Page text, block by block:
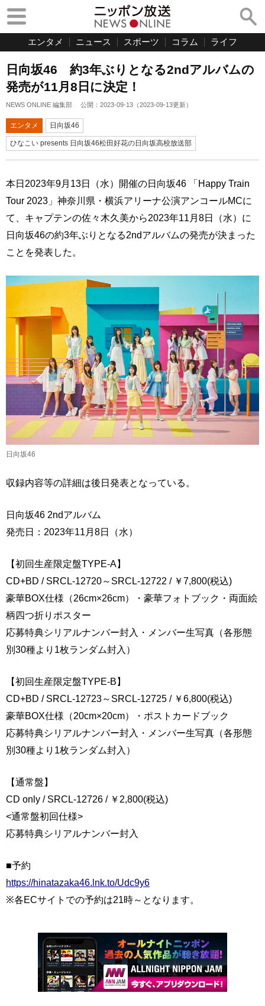
エンタメ ニュース スポーツ コラム ライフ
日向坂46 約3年ぶりとなる2ndアルバムの
発売が11月8日に決定！
NEWS ONLINE 編集部 公開： 2023-09-13 （2023-09-13更新）
エンタメ 日向坂46
ひなこい presents 日向坂46松田好花の日向坂高校放送部
本日2023年9月13日（水）開催の日向坂46 「Happy Train
Tour 2023」神奈川県・横浜アリーナ公演アンコールMCに
て、キャプテンの佐々木久美から2023年11月8日（水）に
日向坂46の約3年ぶりとなる2ndアルバムの発売が決まった
ことを発表した。
日向坂46
収録内容等の詳細は後日発表となっている。
日向坂46 2ndアルバム
発売日：2023年11月8日（水）
【初回生産限定盤TYPE-A】
CD+BD / SRCL-12720～SRCL-12722 / ￥7,800(税込)
豪華BOX仕様（26cm×26cm）・豪華フォトブック・両面絵
柄四つ折りポスター
応募特典シリアルナンバー封入・メンバー生写真（各形態
別30種より1枚ランダム封入）
【初回生産限定盤TYPE-B】
CD+BD / SRCL-12723～SRCL-12725 / ￥6,800(税込)
豪華BOX仕様（20cm×20cm）・ポストカードブック
応募特典シリアルナンバー封入・メンバー生写真（各形態
別30種より1枚ランダム封入）
【通常盤】
CD only / SRCL-12726 / ￥2,800(税込)
<通常盤初回仕様>
応募特典シリアルナンバー封入
■予約
https://hinatazaka46.lnk.to/Udc9y6
※各ECサイトでの予約は21時～となります。